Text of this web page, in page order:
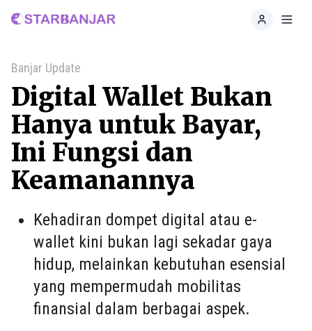
Home
Banjar Update
Digital Wallet Bukan
Hanya untuk Bayar,
Ini Fungsi dan
Keamanannya
Kehadiran dompet digital atau e-
wallet kini bukan lagi sekadar gaya
hidup, melainkan kebutuhan esensial
yang mempermudah mobilitas
finansial dalam berbagai aspek.